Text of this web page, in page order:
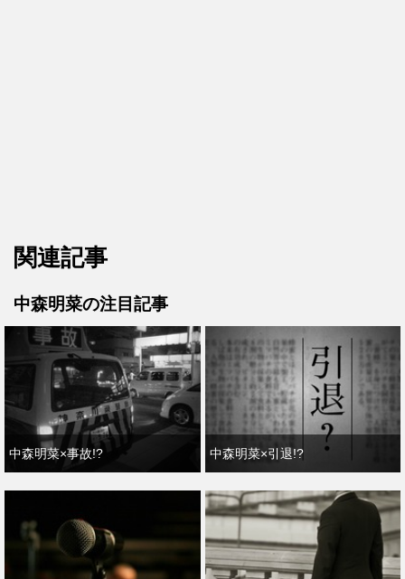
関連記事
中森明菜の注目記事
中森明菜×事故!? 中森明菜×引退!?